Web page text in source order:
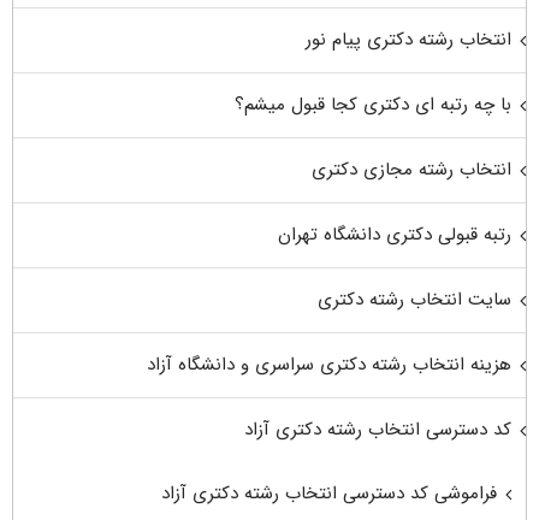
انتخاب رشته دکتری پیام نور
با چه رتبه ای دکتری کجا قبول میشم؟
انتخاب رشته مجازی دکتری
رتبه قبولی دکتری دانشگاه تهران
سایت انتخاب رشته دکتری
هزینه انتخاب رشته دکتری سراسری و دانشگاه آزاد
کد دسترسی انتخاب رشته دکتری آزاد
فراموشی کد دسترسی انتخاب رشته دکتری آزاد